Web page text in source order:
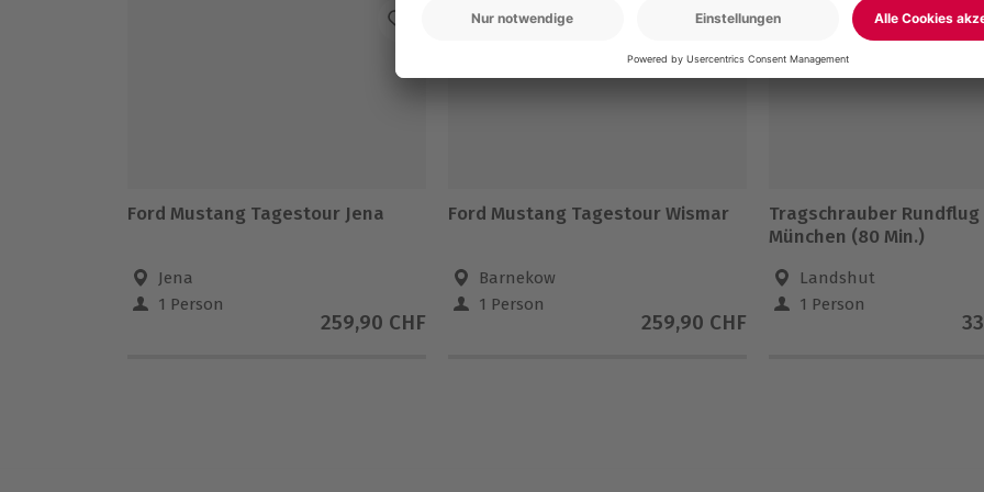
Ford Mustang Tagestour Jena
Jena
1 Person
259,90 CHF
Ford Mustang Tagestour Wismar
Barnekow
1 Person
259,90 CHF
Tragschrauber
München (80 Min.)
Landshut
1 Person